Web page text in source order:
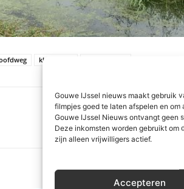
Gouwe IJssel nieuws maakt gebruik
filmpjes goed te laten afspelen en
Gouwe IJssel Nieuws ontvangt geen
Deze inkomsten worden gebruikt om
zijn alleen vrijwilligers actief.
Accepteren
kleine vink